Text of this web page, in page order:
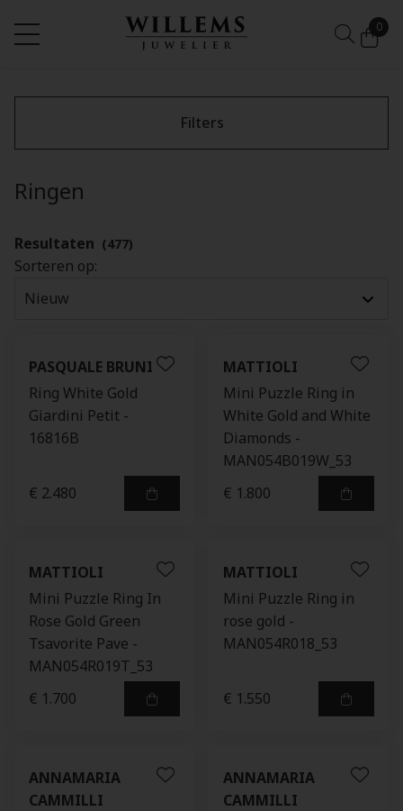
0
Filters
Ringen
Resultaten (477)
Sorteren op:
PASQUALE BRUNI
Ring White Gold
Giardini Petit -
16816B
€ 2.480
MATTIOLI
Mini Puzzle Ring in
White Gold and White
Diamonds -
MAN054B019W_53
€ 1.800
MATTIOLI
Mini Puzzle Ring In
Rose Gold Green
Tsavorite Pave -
MAN054R019T_53
€ 1.700
MATTIOLI
Mini Puzzle Ring in
rose gold -
MAN054R018_53
€ 1.550
ANNAMARIA
CAMMILLI
ANNAMARIA
CAMMILLI